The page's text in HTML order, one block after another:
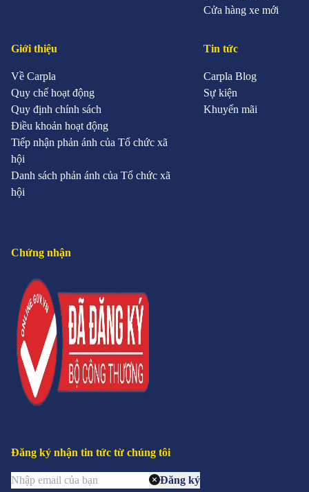
Cửa hàng xe mới
Giới thiệu
Về Carpla
Quy chế hoạt động
Quy định chính sách
Điều khoản hoạt động
Tiếp nhận phản ánh của Tổ chức xã
hội
Danh sách phản ánh của Tổ chức xã
hội
Tin tức
Carpla Blog
Sự kiện
Khuyến mãi
Chứng nhận
Đăng ký nhận tin tức từ chúng tôi
Đăng ký